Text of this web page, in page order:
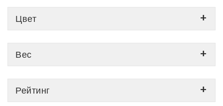
Цвет
Вес
Рейтинг